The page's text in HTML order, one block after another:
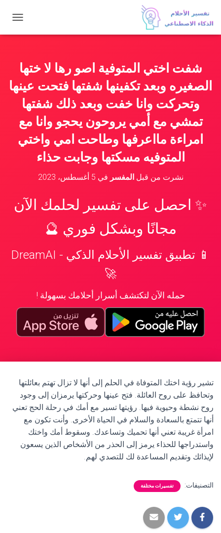
ب
ت
شفت اختي المتوفية اصو رها لا ختها
الصغيره وبعد تكفينها شفتها فتحت عينها
وتحركت وانا خفت وبعد ذلك شفتها
تمشي مع أمي يروحون يحجو وانا مع
امراءة مااعرفها وطاحت امي واختي
المتوفيه مسكتها وجابت حذاء
نشرت من قبلالمفسر في 5 أغسطس، 2023
✨ احصل على تفسير لحلمك الآن
مجانًا وبشكل فوري 🔮
📱 تطبيق تفسير الأحلام الذكي - DreamAI
🚀
حمله الآن لتكتشف أسرار أحلامك بسهولة !
تشير رؤية اختك المتوفاة في الحلم إلى أنها لا تزال تهتم بعائلتها
وتحافظ على روح العائلة. فتح عينها وحركتها يرمزان إلى وجود
روح نشطة وحيوية فيها. رؤيتها تسير مع أمك في رحلة الحج تعني
أنها تتمتع بالسعادة والسلام في الحياة الأخرى. وأنت تكون مع
امرأة غريبة تعني أنها تحميك وتساعدك. وسقوط أمك واختك
واستدراجها للحذاء يرمز إلى الحذر من الأشخاص الذين يسعون
لإيذائك وتقديم المساعدة لك للتصدي لهم.
التصنيفات: تفسيرات مختلفة